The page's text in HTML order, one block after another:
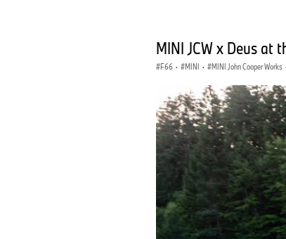
MINI JCW x Deus at
F66 · MINI · MINI John Cooper Works ·